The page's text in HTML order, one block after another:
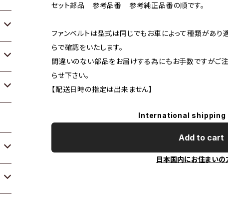
セット部品 参考品番 参考純正品番の順です。
ファンベルトは型式は同じでもお車によって種類があり
らで確認をいたします。
間違いのない部品をお届けする為にもお手数ですがご
らせ下さい。
【配送日時の指定は出来ません】
International shipping
Add to cart
日本国内にお住まいの